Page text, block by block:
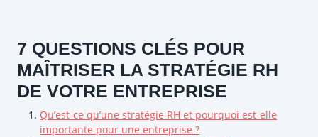
7 QUESTIONS CLÉS POUR
MAÎTRISER LA STRATÉGIE RH
DE VOTRE ENTREPRISE
Qu’est-ce qu’une stratégie RH et pourquoi est-elle
importante pour une entreprise ?